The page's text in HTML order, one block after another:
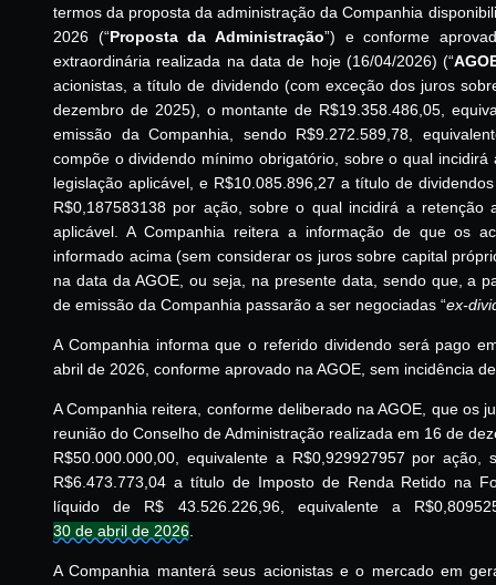
termos da proposta da administração da Companhia
2026 (“Proposta da Administração”) e conforme
extraordinária realizada na data de hoje (16/04/2026) (“
acionistas, a título de dividendo (com exceção dos juros
dezembro de 2025), o montante de R$19.358.486,05,
emissão da Companhia, sendo R$9.272.589,78,
compõe o dividendo mínimo obrigatório, sobre o qual
legislação aplicável, e R$10.085.896,27 a título de
R$0,187583138 por ação, sobre o qual incidirá a retenção
aplicável. A Companhia reitera a informação de que os
informado acima (sem considerar os juros sobre capital
na data da AGOE, ou seja, na presente data, sendo que, a
de emissão da Companhia passarão a ser negociadas “ex-
A Companhia informa que o referido dividendo será pago
abril de 2026, conforme aprovado na AGOE, sem incidência
A Companhia reitera, conforme deliberado na AGOE, que os
reunião do Conselho de Administração realizada em 16 de
R$50.000.000,00, equivalente a R$0,929927957 por
R$6.473.773,04 a título de Imposto de Renda Retido na
líquido de R$ 43.526.226,96, equivalente a
30 de abril de 2026.
A Companhia manterá seus acionistas e o mercado em